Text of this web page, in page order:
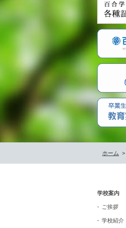
ホーム >
学校案内
ご挨拶
学校紹介